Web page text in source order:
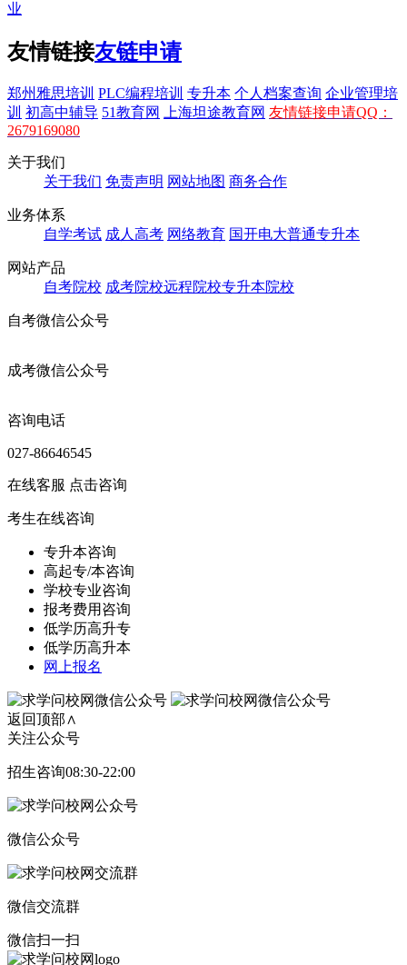
业
友情链接友链申请
郑州雅思培训 PLC编程培训 专升本 个人档案查询 企业管理培
训 初高中辅导 51教育网 上海坦途教育网 友情链接申请QQ：
2679169080
关于我们
关于我们 免责声明 网站地图 商务合作
业务体系
自学考试 成人高考 网络教育 国开电大普通专升本
网站产品
自考院校 成考院校远程院校专升本院校
自考微信公众号
成考微信公众号
咨询电话
027-86646545
在线客服 点击咨询
考生在线咨询
专升本咨询
高起专/本咨询
学校专业咨询
报考费用咨询
低学历高升专
低学历高升本
网上报名
返回顶部∧
关注公众号
招生咨询08:30-22:00
微信公众号
微信交流群
微信扫一扫